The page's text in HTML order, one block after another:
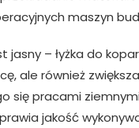
maszyn
jasny – łyżka do
ale również
się pracami
jakość